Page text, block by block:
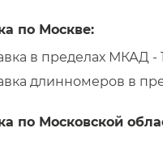
по Москве:
в пределах МКАД -
длинномеров в
по Московской